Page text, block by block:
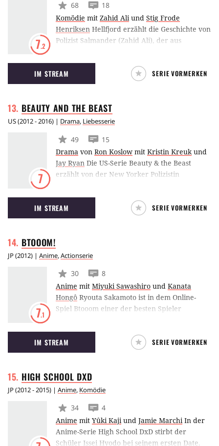
7.2
68
18
Komödie mit Zahid Ali und Stig Frode
Henriksen Hellfjord erzählt die Geschichte von
Polizist Salmander (Zahid Ali), der aus
Kindern tötet und deshalb in eine abgelegene
Gegend in Norwegen versetzt wird, nach
Hellfjord. Dort entdeckt Salmander so einige
IM STREAM SERIE VORMERKEN
BEAUTY AND THE BEAST
US(2012 - 2016) | Drama, Liebesserie
7
49
15
Drama von Ron Koslow mit Kristin Kreukund
Jay Ryan Die US-Serie Beauty & the Beast
erzählt von der New Yorker Polizistin
Mörder ihrer Mutter. Eine Kreatur, die nur
das ‘Beast’ genannt wird, soll in den Mordfall
verstrickt sein. Catherine begibt sich auf die
Militärexperiment, jedoch mit katastrophalen
IM STREAM SERIE VORMERKEN
BTOOOM!
JP(2012) | Anime,Actionserie
7.1
30
8
Anime mit Miyuki Sawashiro und Kanata
Hongô Ryouta Sakamoto ist in dem Online-
Spiel Btooom einer der besten Spieler
erst, als er eines Tages auf einer tropischen
Insel erwacht und gezwungen ist, sein Btooom
in der Realität zu spielen und zwar auf Leben
IM STREAM SERIE VORMERKEN
HIGH SCHOOL DXD
JP(2012 - 2015) | Anime, Komödie
34
4
Anime mit Yûki Kaji und Jamie Marchi In der
Anime-Serie High School DxD stirbt der
Schüler Issei Hyodo bei seinem ersten Date.